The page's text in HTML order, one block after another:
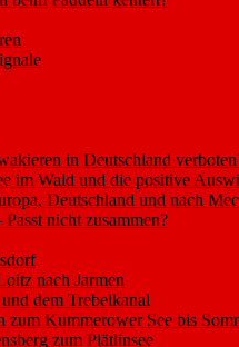
in Deutschland
im Wald und die positive
Deutschland und nach
nicht zusammen?
nach Jarmen
dem Trebelkanal
zum Kummerower See bis
zum Plätlinsee